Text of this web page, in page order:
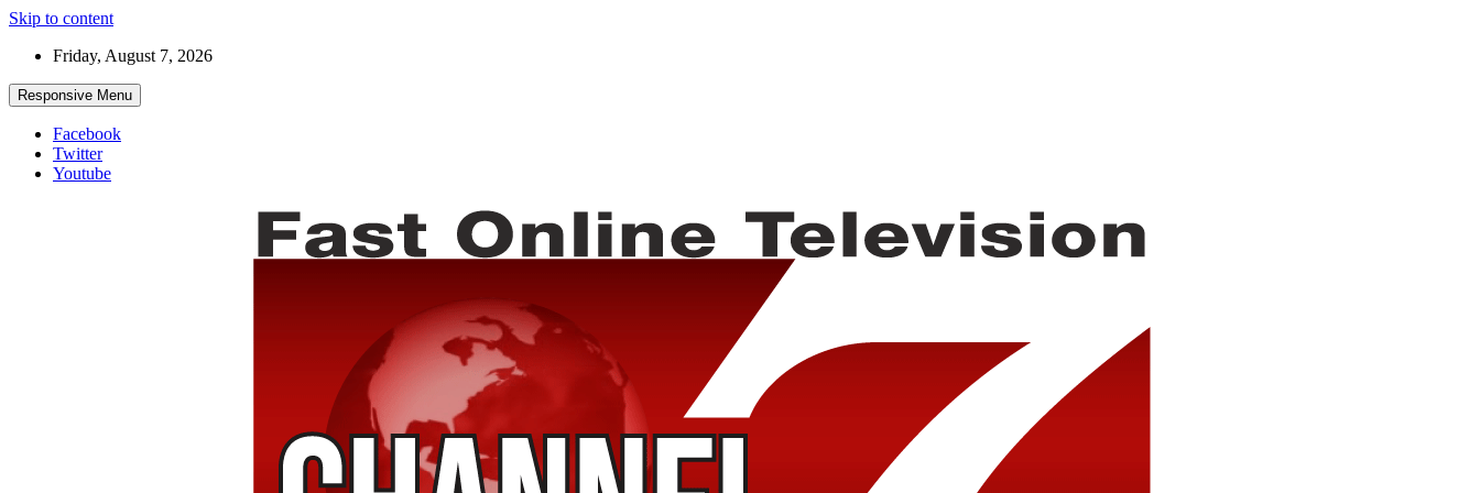
Skip to content
Friday, August 7, 2026
Responsive Menu
Facebook
Twitter
Youtube